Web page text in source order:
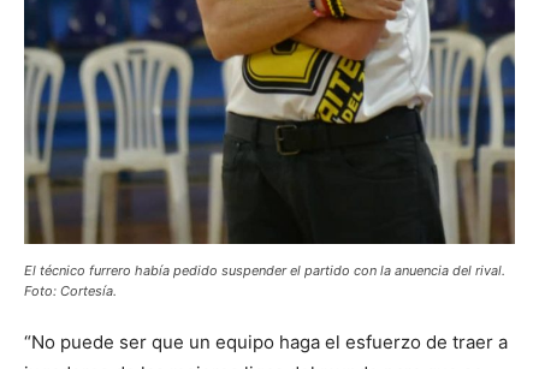
El técnico furrero había pedido suspender el partido con la anuencia del rival.
Foto: Cortesía.
“No puede ser que un equipo haga el esfuerzo de traer a